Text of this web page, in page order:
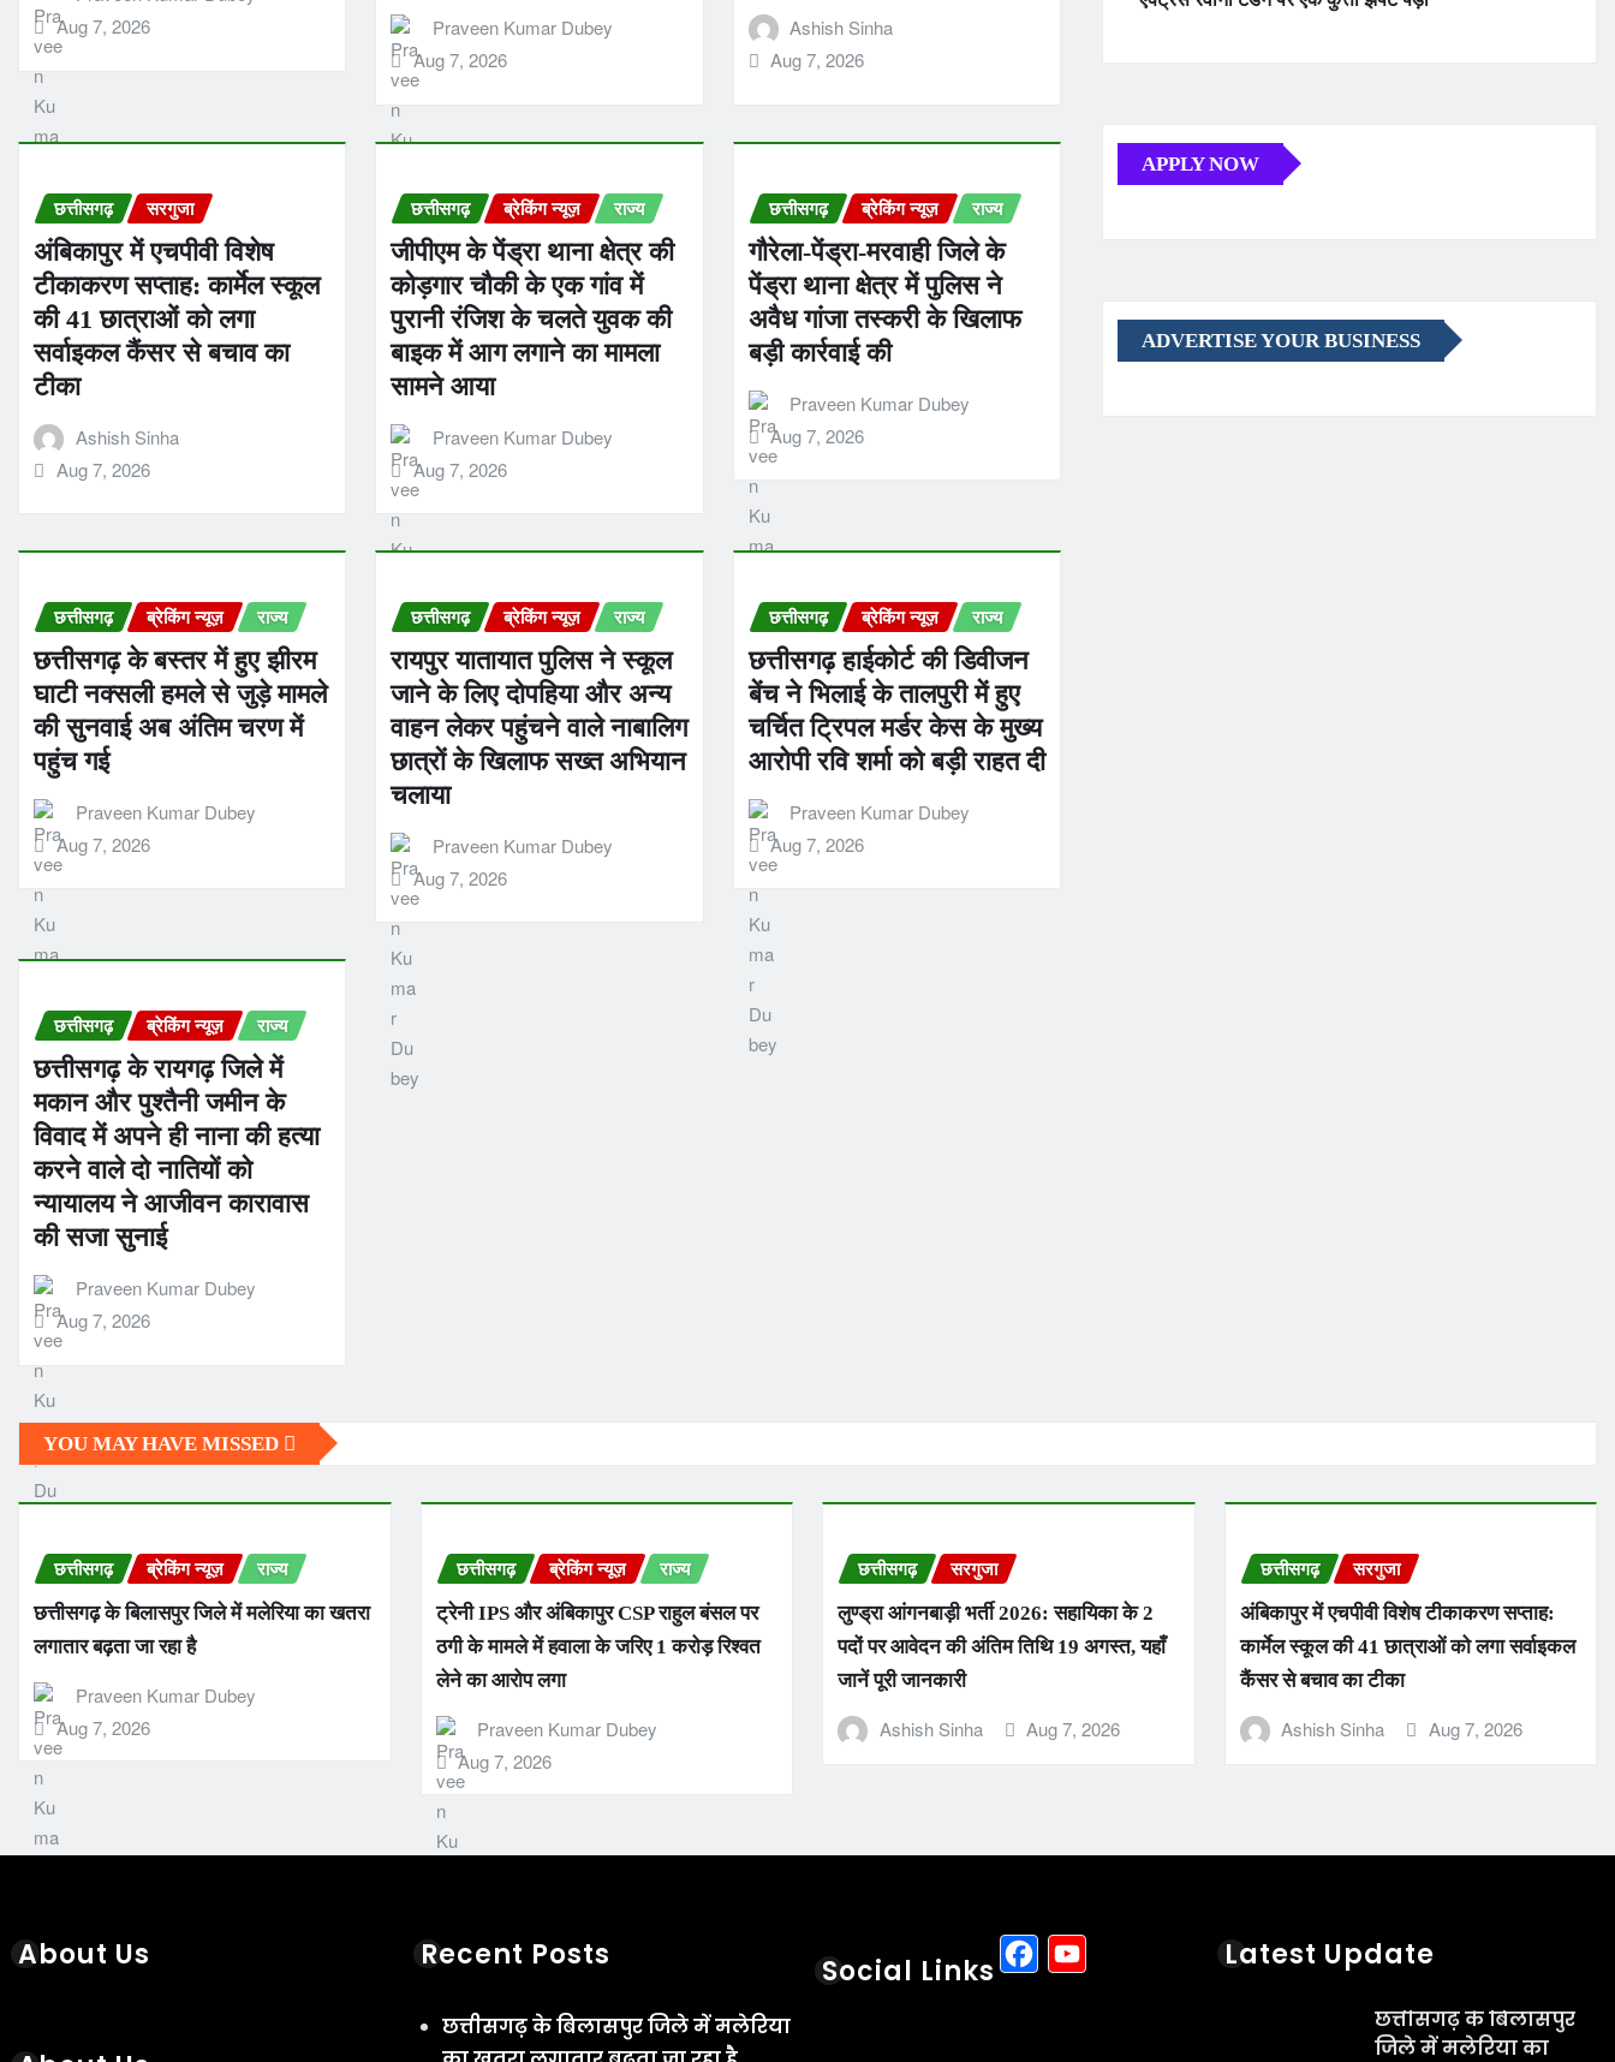
Aug 7, 2026
Praveen Kumar Dubey
Aug 7, 2026
Ashish Sinha
Aug 7, 2026
छत्तीसगढ़ सरगुजा
अंबिकापुर में एचपीवी विशेष
टीकाकरण सप्ताह: कार्मेल स्कूल
की 41 छात्राओं को लगा
सर्वाइकल कैंसर से बचाव का
टीका
Ashish Sinha
Aug 7, 2026
छत्तीसगढ़ ब्रेकिंग न्यूज़ राज्य
जीपीएम के पेंड्रा थाना क्षेत्र की
कोड़गार चौकी के एक गांव में
पुरानी रंजिश के चलते युवक की
बाइक में आग लगाने का मामला
सामने आया
Praveen Kumar Dubey
Aug 7, 2026
छत्तीसगढ़ ब्रेकिंग न्यूज़ राज्य
गौरेला-पेंड्रा-मरवाही जिले के
पेंड्रा थाना क्षेत्र में पुलिस ने
अवैध गांजा तस्करी के खिलाफ
बड़ी कार्रवाई की
Praveen Kumar Dubey
Aug 7, 2026
छत्तीसगढ़ ब्रेकिंग न्यूज़ राज्य
छत्तीसगढ़ के बस्तर में हुए झीरम
घाटी नक्सली हमले से जुड़े मामले
की सुनवाई अब अंतिम चरण में
पहुंच गई
Praveen Kumar Dubey
Aug 7, 2026
छत्तीसगढ़ ब्रेकिंग न्यूज़ राज्य
रायपुर यातायात पुलिस ने स्कूल
जाने के लिए दोपहिया और अन्य
वाहन लेकर पहुंचने वाले नाबालिग
छात्रों के खिलाफ सख्त अभियान
चलाया
Praveen Kumar Dubey
Aug 7, 2026
छत्तीसगढ़ ब्रेकिंग न्यूज़ राज्य
छत्तीसगढ़ हाईकोर्ट की डिवीजन
बेंच ने भिलाई के तालपुरी में हुए
चर्चित ट्रिपल मर्डर केस के मुख्य
आरोपी रवि शर्मा को बड़ी राहत दी
Praveen Kumar Dubey
Aug 7, 2026
छत्तीसगढ़ ब्रेकिंग न्यूज़ राज्य
छत्तीसगढ़ के रायगढ़ जिले में
मकान और पुश्तैनी जमीन के
विवाद में अपने ही नाना की हत्या
करने वाले दो नातियों को
न्यायालय ने आजीवन कारावास
की सजा सुनाई
Praveen Kumar Dubey
Aug 7, 2026
APPLY NOW
ADVERTISE YOUR BUSINESS
YOU MAY HAVE MISSED
छत्तीसगढ़ ब्रेकिंग न्यूज़ राज्य
छत्तीसगढ़ के बिलासपुर जिले में मलेरिया का खतरा
लगातार बढ़ता जा रहा है
Praveen Kumar Dubey
Aug 7, 2026
छत्तीसगढ़ ब्रेकिंग न्यूज़ राज्य
ट्रेनी IPS और अंबिकापुर CSP राहुल बंसल पर
ठगी के मामले में हवाला के जरिए 1 करोड़ रिश्वत
लेने का आरोप लगा
Praveen Kumar Dubey
Aug 7, 2026
छत्तीसगढ़ सरगुजा
लुण्ड्रा आंगनबाड़ी भर्ती 2026: सहायिका के 2
पदों पर आवेदन की अंतिम तिथि 19 अगस्त, यहाँ
जानें पूरी जानकारी
Ashish Sinha Aug 7, 2026
छत्तीसगढ़ सरगुजा
अंबिकापुर में एचपीवी विशेष टीकाकरण सप्ताह:
कार्मेल स्कूल की 41 छात्राओं को लगा सर्वाइकल
कैंसर से बचाव का टीका
Ashish Sinha Aug 7, 2026
About Us Recent Posts
छत्तीसगढ़ के बिलासपुर जिले में मलेरिया
Social Links FacebookYouTubeLatest Update
छत्तीसगढ़ के बिलासपुर
जिले में मलेरिया का